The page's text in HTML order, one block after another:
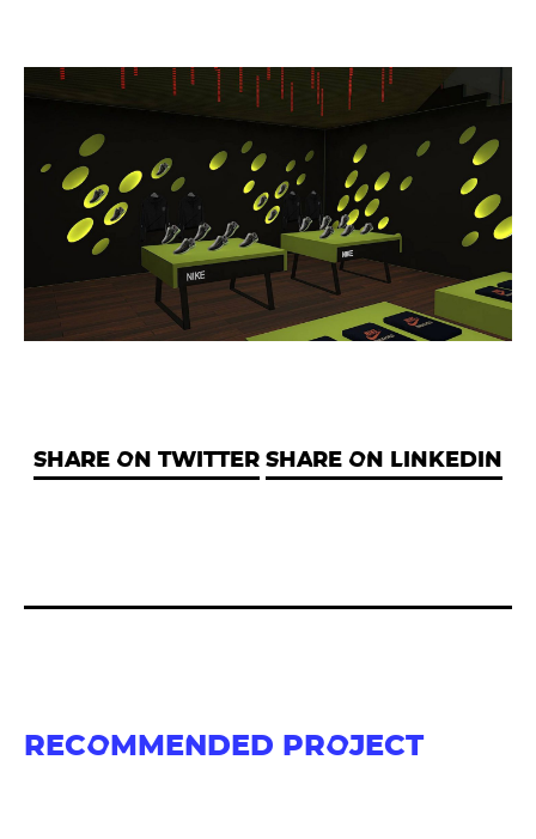
SHARE ON TWITTER SHARE ON LINKEDIN
RECOMMENDED PROJECT